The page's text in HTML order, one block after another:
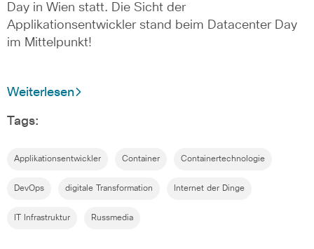
Day in Wien statt. Die Sicht der
Applikationsentwickler stand beim Datacenter Day
im Mittelpunkt!
Weiterlesen
Tags:
Applikationsentwickler Container Containertechnologie
DevOps digitale Transformation Internet der Dinge
IT Infrastruktur Russmedia